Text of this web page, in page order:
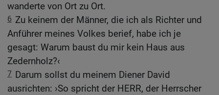
wanderte von Ort zu Ort.
6 Zu keinem der Männer, die ich als Richter und
Anführer meines Volkes berief, habe ich je
gesagt: Warum baust du mir kein Haus aus
Zedernholz?‹
7 Darum sollst du meinem Diener David
ausrichten: ›So spricht der HERR, der Herrscher